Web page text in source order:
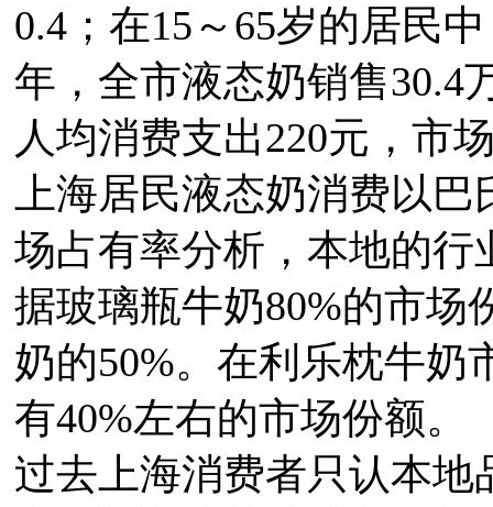
0.4；在15～65岁的居民
年，全市液态奶销售30.4
人均消费支出220元，市
上海居民液态奶消费以
场占有率分析，本地的
据玻璃瓶牛奶80%的市场
奶的50%。在利乐枕牛奶
有40%左右的市场份额。
过去上海消费者只认本